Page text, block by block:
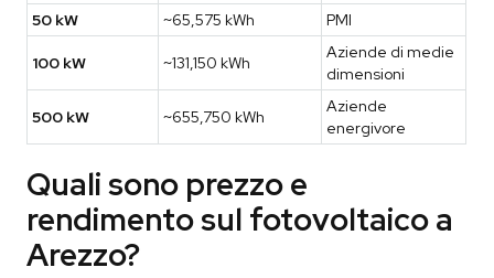
50 kW
~65,575 kWh PMI
100 kW ~131,150 kWh
Aziende di medie
dimensioni
500 kW ~655,750 kWh
Aziende
energivore
Quali sono prezzo e
rendimento sul fotovoltaico a
Arezzo?